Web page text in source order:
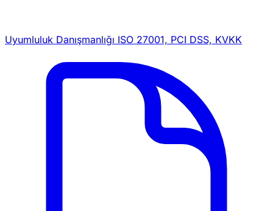
Uyumluluk Danışmanlığı ISO 27001, PCI DSS, KVKK